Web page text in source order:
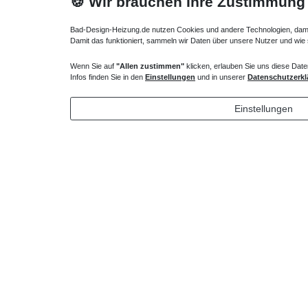
Bad-Design-Heizung.de nutzen Cookies und andere Technologien,
Damit das funktioniert, sammeln wir Daten über unsere Nutzer und
Wenn Sie auf "Allen zustimmen" klicken, erlauben Sie uns diese
Infos finden Sie in den Einstellungen und in unserer
Einstellungen